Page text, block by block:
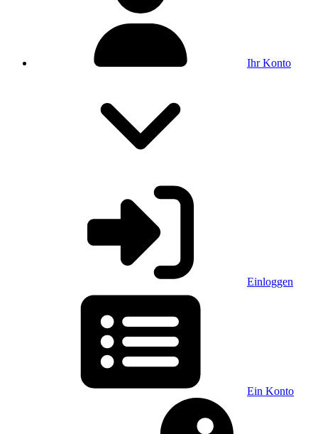
Ihr Konto
Einloggen
Ein Konto